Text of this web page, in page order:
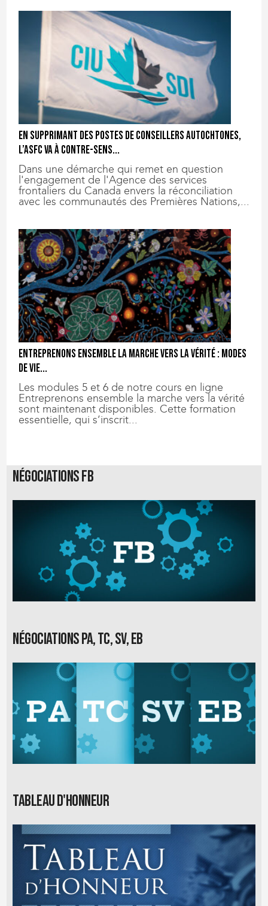
En supprimant des postes de conseillers autochtones,
l’ASFC va à contre-sens...
Dans une démarche qui remet en question
l'engagement de l'Agence des services
frontaliers du Canada envers la réconciliation
avec les communautés des Premières Nations,...
Entreprenons ensemble la marche vers la vérité : modes
de vie...
Les modules 5 et 6 de notre cours en ligne
Entreprenons ensemble la marche vers la vérité
sont maintenant disponibles. Cette formation
essentielle, qui s’inscrit...
Négociations FB
Négociations PA, TC, SV, EB
Tableau d'honneur